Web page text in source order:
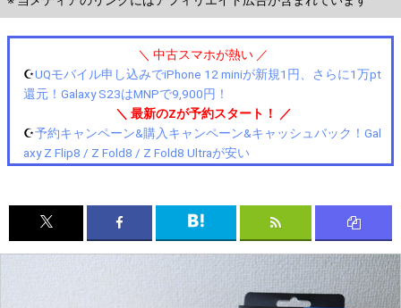
＼ 中古スマホが熱い ／
☪️UQモバイル申し込みでiPhone 12 miniが新規1円、さらに1万pt
還元！Galaxy S23はMNPで9,900円！
＼ 最新のZが予約スタート！ ／
☪️予約キャンペーン&購入キャンペーン&キャッシュバック！Gal
axy Z Flip8 / Z Fold8 / Z Fold8 Ultraが安い